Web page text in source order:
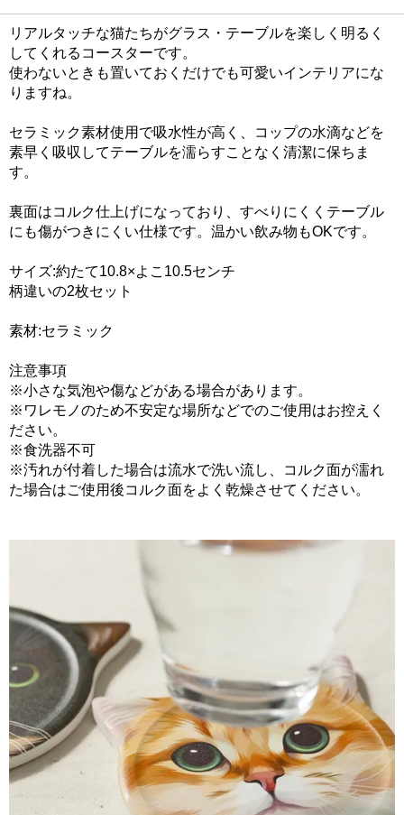
リアルタッチな猫たちがグラス・テーブルを楽しく明るく
してくれるコースターです。
使わないときも置いておくだけでも可愛いインテリアにな
りますね。
セラミック素材使用で吸水性が高く、コップの水滴などを
素早く吸収してテーブルを濡らすことなく清潔に保ちま
す。
裏面はコルク仕上げになっており、すべりにくくテーブル
にも傷がつきにくい仕様です。温かい飲み物もOKです。
サイズ:約たて10.8×よこ10.5センチ
柄違いの2枚セット
素材:セラミック
注意事項
※小さな気泡や傷などがある場合があります。
※ワレモノのため不安定な場所などでのご使用はお控えく
ださい。
※食洗器不可
※汚れが付着した場合は流水で洗い流し、コルク面が濡れ
た場合はご使用後コルク面をよく乾燥させてください。